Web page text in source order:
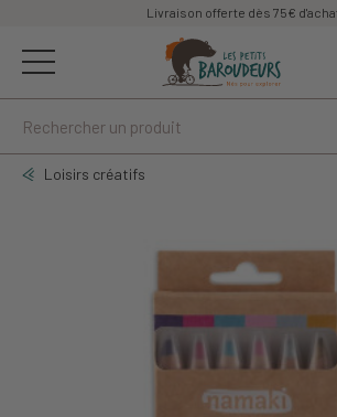
Livraison offerte dès 75€
Loisirs créatifs